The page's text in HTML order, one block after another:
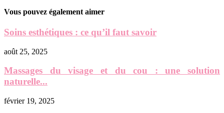
Vous pouvez également aimer
Soins esthétiques : ce qu’il faut savoir
août 25, 2025
Massages du visage et du cou : une solution
naturelle...
février 19, 2025